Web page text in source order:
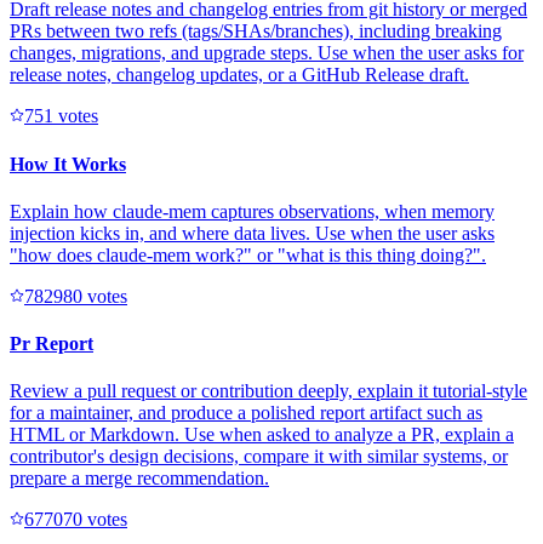
Draft release notes and changelog entries from git history or merged
PRs between two refs (tags/SHAs/branches), including breaking
changes, migrations, and upgrade steps. Use when the user asks for
release notes, changelog updates, or a GitHub Release draft.
751 votes
How It Works
Explain how claude-mem captures observations, when memory
injection kicks in, and where data lives. Use when the user asks
"how does claude-mem work?" or "what is this thing doing?".
782980 votes
Pr Report
Review a pull request or contribution deeply, explain it tutorial-style
for a maintainer, and produce a polished report artifact such as
HTML or Markdown. Use when asked to analyze a PR, explain a
contributor's design decisions, compare it with similar systems, or
prepare a merge recommendation.
677070 votes